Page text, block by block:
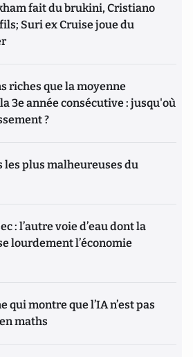
fait du brukini, Cristiano
Suri ex Cruise joue du
riches que la moyenne
3e année consécutive : jusqu'où
?
les plus malheureuses du
: l’autre voie d’eau dont la
lourdement l’économie
qui montre que l’IA n’est pas
maths